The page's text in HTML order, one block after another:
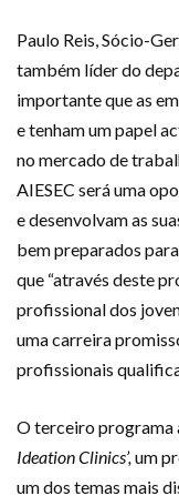
Paulo Reis, Sócio-
também líder do
importante que as
e tenham um papel
no mercado de
AIESEC será uma
e desenvolvam as
bem preparados
que “através deste
profissional dos
uma carreira
profissionais
O terceiro programa
Ideation Clinics’,um
um dos temas mais